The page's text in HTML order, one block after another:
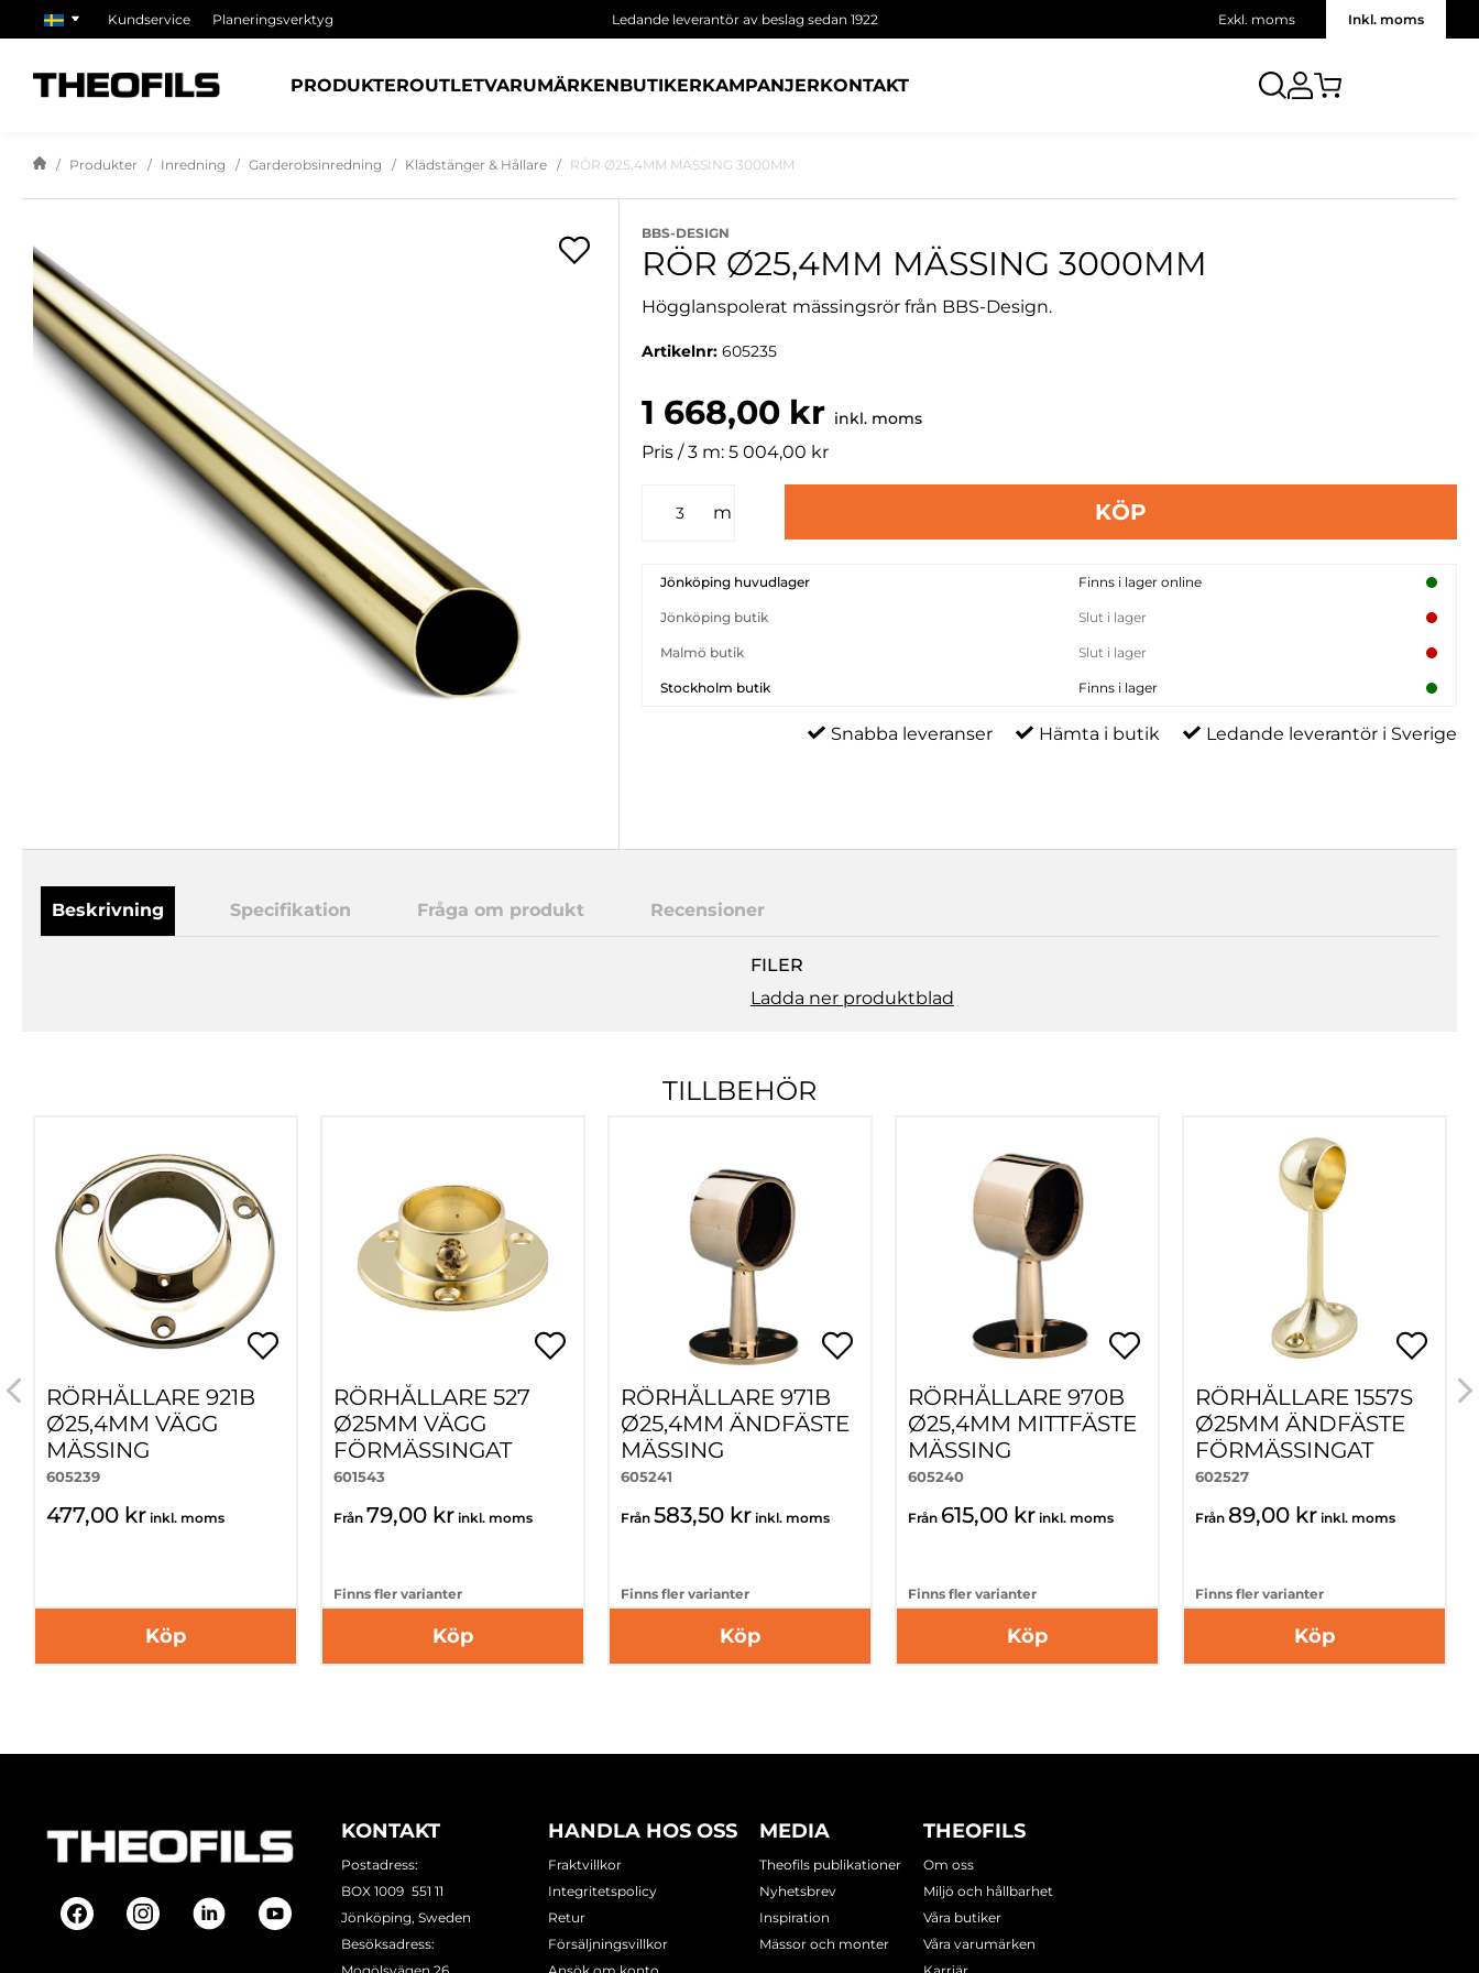
Kundservice Planeringsverktyg Ledande leverantör av beslag sedan 1922 Exkl. moms Inkl. moms
PRODUKTEROUTLETVARUMÄRKENBUTIKERKAMPANJERKONTAKT
Produkter Inredning Garderobsinredning Klädstänger & Hållare RÖR Ø25,4MM MÄSSING 3000MM
BBS-DESIGN
RÖR Ø25,4MM MÄSSING 3000MM
Högglanspolerat mässingsrör från BBS-Design.
Artikelnr:605235
1 668,00 kr inkl. moms
Pris / 3 m: 5 004,00 kr
m KÖP
Jönköping huvudlager Finns i lager online
Jönköping butik Slut i lager
Malmö butik Slut i lager
Stockholm butik Finns i lager
Snabba leveranser Hämta i butik Ledande leverantör i Sverige
Beskrivning Specifikation Fråga om produkt Recensioner
FILER
Ladda ner produktblad
TILLBEHÖR
RÖRHÅLLARE 921B
Ø25,4MM VÄGG
MÄSSING
605239
477,00 kr inkl. moms
Köp
RÖRHÅLLARE 527
Ø25MM VÄGG
FÖRMÄSSINGAT
601543
Från 79,00 kr inkl. moms
Finns fler varianter
Köp
RÖRHÅLLARE 971B
Ø25,4MM ÄNDFÄSTE
MÄSSING
605241
Från 583,50 kr inkl. moms
Finns fler varianter
Köp
RÖRHÅLLARE 970B
Ø25,4MM MITTFÄSTE
MÄSSING
605240
Från 615,00 kr inkl. moms
Finns fler varianter
Köp
RÖRHÅLLARE 1557S
Ø25MM ÄNDFÄSTE
FÖRMÄSSINGAT
602527
Från 89,00 kr inkl. moms
Finns fler varianter
Köp
KONTAKT
Postadress:
BOX 1009 551 11
Jönköping, Sweden
Besöksadress:
HANDLA HOS OSS
Fraktvillkor
Integritetspolicy
Retur
Försäljningsvillkor
MEDIA
Theofils publikationer
Nyhetsbrev
Inspiration
Mässor och monter
THEOFILS
Om oss
Miljö och hållbarhet
Våra butiker
Våra varumärken